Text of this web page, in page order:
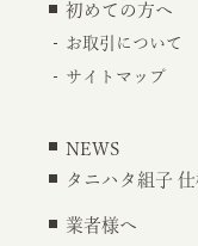
初めての方へ
お取引について
サイトマップ
NEWS
タニハタ組子
業者様へ